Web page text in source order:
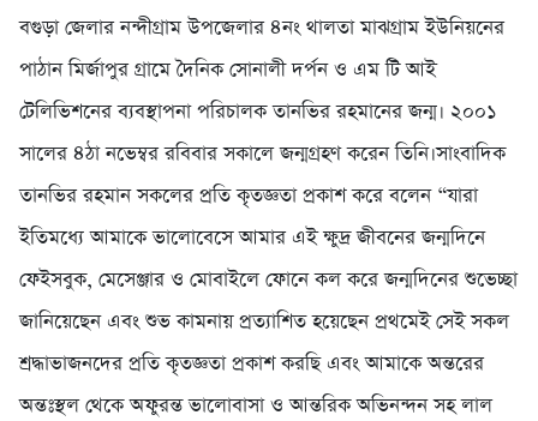
বগুড়া জেলার নন্দীগ্রাম উপজেলার ৪নং থালতা মাঝগ্রাম ইউনিয়নের
পাঠান মির্জাপুর গ্রামে দৈনিক সোনালী দর্পন ও এম টি আই
টেলিভিশনের ব্যবস্থাপনা পরিচালক তানভির রহমানের জন্ম। ২০০১
সালের ৪ঠা নভেম্বর রবিবার সকালে জন্মগ্রহণ করেন তিনি।সাংবাদিক
তানভির রহমান সকলের প্রতি কৃতজ্ঞতা প্রকাশ করে বলেন “যারা
ইতিমধ্যে আমাকে ভালোবেসে আমার এই ক্ষুদ্র জীবনের জন্মদিনে
ফেইসবুক, মেসেঞ্জার ও মোবাইলে ফোনে কল করে জন্মদিনের শুভেচ্ছা
জানিয়েছেন এবং শুভ কামনায় প্রত্যাশিত হয়েছেন প্রথমেই সেই সকল
শ্রদ্ধাভাজনদের প্রতি কৃতজ্ঞতা প্রকাশ করছি এবং আমাকে অন্তরের
অন্তঃস্থল থেকে অফুরন্ত ভালোবাসা ও আন্তরিক অভিনন্দন সহ লাল